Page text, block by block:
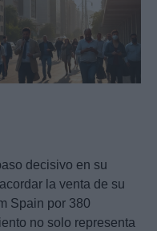
decisivo en su
la venta de su
Spain por 380
no solo representa